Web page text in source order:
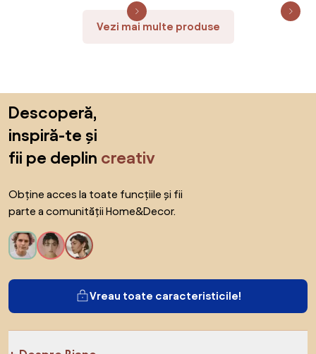
Vezi mai multe produse
Descoperă,
inspiră-te și
fii pe deplin creativ
Obține acces la toate funcțiile și fii
parte a comunității Home&Decor.
Vreau toate caracteristicile!